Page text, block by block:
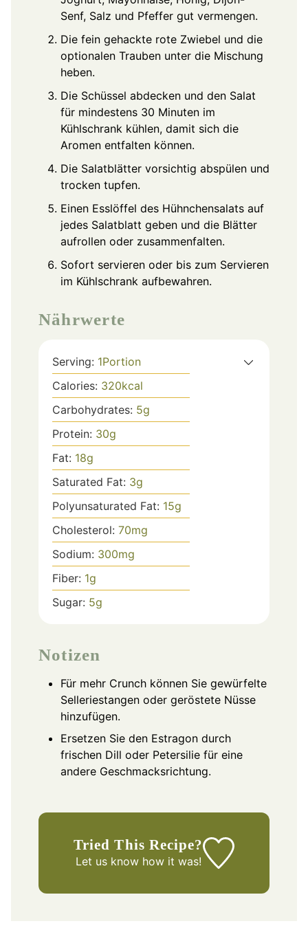
Senf, Salz und Pfeffer gut vermengen.
Die fein gehackte rote Zwiebel und die
optionalen Trauben unter die Mischung
heben.
Die Schüssel abdecken und den Salat
für mindestens 30 Minuten im
Kühlschrank kühlen, damit sich die
Aromen entfalten können.
Die Salatblätter vorsichtig abspülen und
trocken tupfen.
Einen Esslöffel des Hühnchensalats auf
jedes Salatblatt geben und die Blätter
aufrollen oder zusammenfalten.
Sofort servieren oder bis zum Servieren
im Kühlschrank aufbewahren.
Nährwerte
Serving: 1Portion
Calories: 320kcal
Carbohydrates: 5g
Protein: 30g
Fat: 18g
Saturated Fat: 3g
Polyunsaturated Fat: 15g
Cholesterol: 70mg
Sodium: 300mg
Fiber: 1g
Sugar: 5g
Notizen
Für mehr Crunch können Sie gewürfelte
Selleriestangen oder geröstete Nüsse
hinzufügen.
Ersetzen Sie den Estragon durch
frischen Dill oder Petersilie für eine
andere Geschmacksrichtung.
Tried This Recipe?
Let us knowhow it was!